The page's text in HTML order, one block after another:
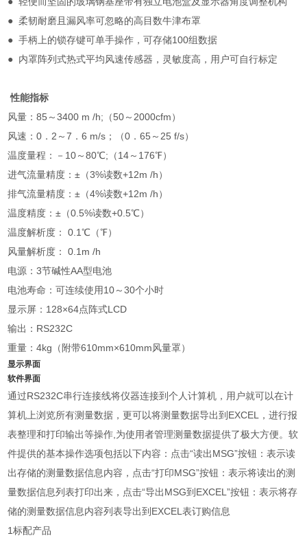
● 柔韧耐磨且漏风率可忽略的高目数牛津布罩
● 手柄上的锁存键可单手操作，可存储100组数据
● 内罩阵列式热式平均风速传感器，灵敏度高，用户可自行标定
性能指标
风量：85～3400 m /h; （50～2000cfm）
风速：0．2～7．6 m/s ；（0．65～25 f/s）
温度量程：－10～80℃;（14～176℉）
进气流量精度：±（3%读数+12m /h）
排气流量精度：±（4%读数+12m /h）
温度精度：±（0.5%读数+0.5℃）
温度解析度：
0.1℃ （℉）
风量解析度：
0.1m /h
电源：3节碱性AA型电池
电池寿命：可连续使用10～30个小时
显示屏：128×64点阵式LCD
输出：RS232C
重量：4kg（附带610mm×610mm风量罩）
显示界面
软件界面
通过RS232C串行连接线将仪器连接到个人计算机，用户就可以在计
算机上浏览所有测量数据，更可以将测量数据导出到EXCEL，进行报
表整理和打印输出等操作,为使用者管理测量数据提供了极大方便。软
件提供的基本操作选项包括以下内容：点击“读出MSG”按钮：表示读
出存储的测量数据信息内容，点击“打印MSG”按钮：表示将读出的测
量数据信息列表打印出来，点击“导出MSG到EXCEL”按钮：表示将存
储的测量数据信息内容列表导出到 EXCEL表订购信息
1标配产品